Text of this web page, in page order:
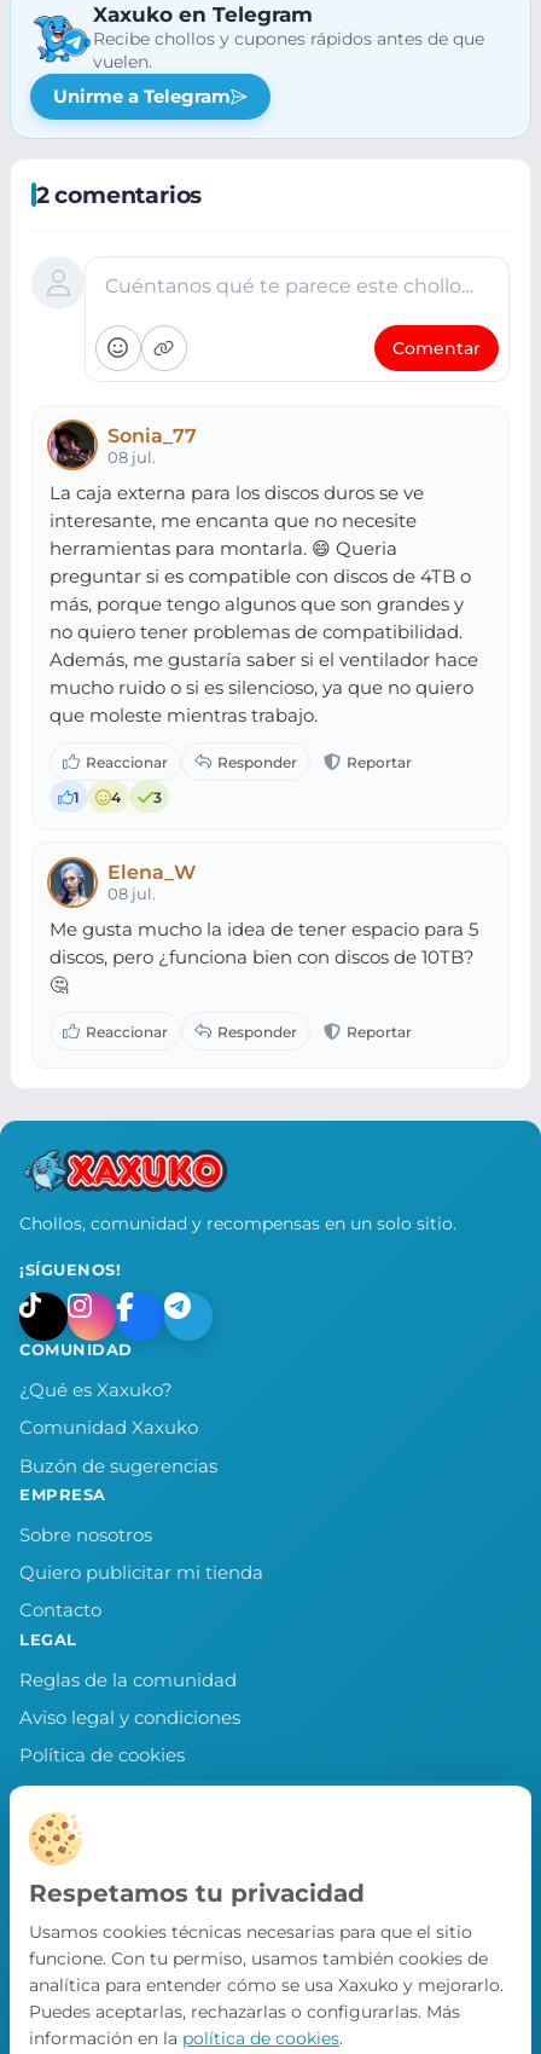
Xaxuko en Telegram
Recibe chollos y cupones rápidos antes de que
vuelen.
Unirme a Telegram
2 comentarios
Cuéntanos qué te parece este chollo…
Comentar
Sonia_77
08 jul.
La caja externa para los discos duros se ve
interesante, me encanta que no necesite
herramientas para montarla. 😄 Queria
preguntar si es compatible con discos de 4TB o
más, porque tengo algunos que son grandes y
no quiero tener problemas de compatibilidad.
Además, me gustaría saber si el ventilador hace
mucho ruido o si es silencioso, ya que no quiero
que moleste mientras trabajo.
1 4 3
Elena_W
08 jul.
Me gusta mucho la idea de tener espacio para 5
discos, pero ¿funciona bien con discos de 10TB?
🤔
Chollos, comunidad y recompensas en un solo sitio.
¡SÍGUENOS!
COMUNIDAD
¿Qué es Xaxuko?
Comunidad Xaxuko
Buzón de sugerencias
EMPRESA
Sobre nosotros
Quiero publicitar mi tienda
Contacto
LEGAL
Reglas de la comunidad
Aviso legal y condiciones
Política de cookies
Política de privacidad
Preferencias de cookies
LLEVA XAXUKO CONTIGO
Chollos, misiones y recompensas desde
nuestra APP.
PRÓXIMAMENTE EN
App Store
Respetamos tu privacidad
Usamos cookies técnicas necesarias para que el sitio
funcione. Con tu permiso, usamos también cookies de
analítica para entender cómo se usa Xaxuko y mejorarlo.
Puedes aceptarlas, rechazarlas o configurarlas. Más
información en la política de cookies.